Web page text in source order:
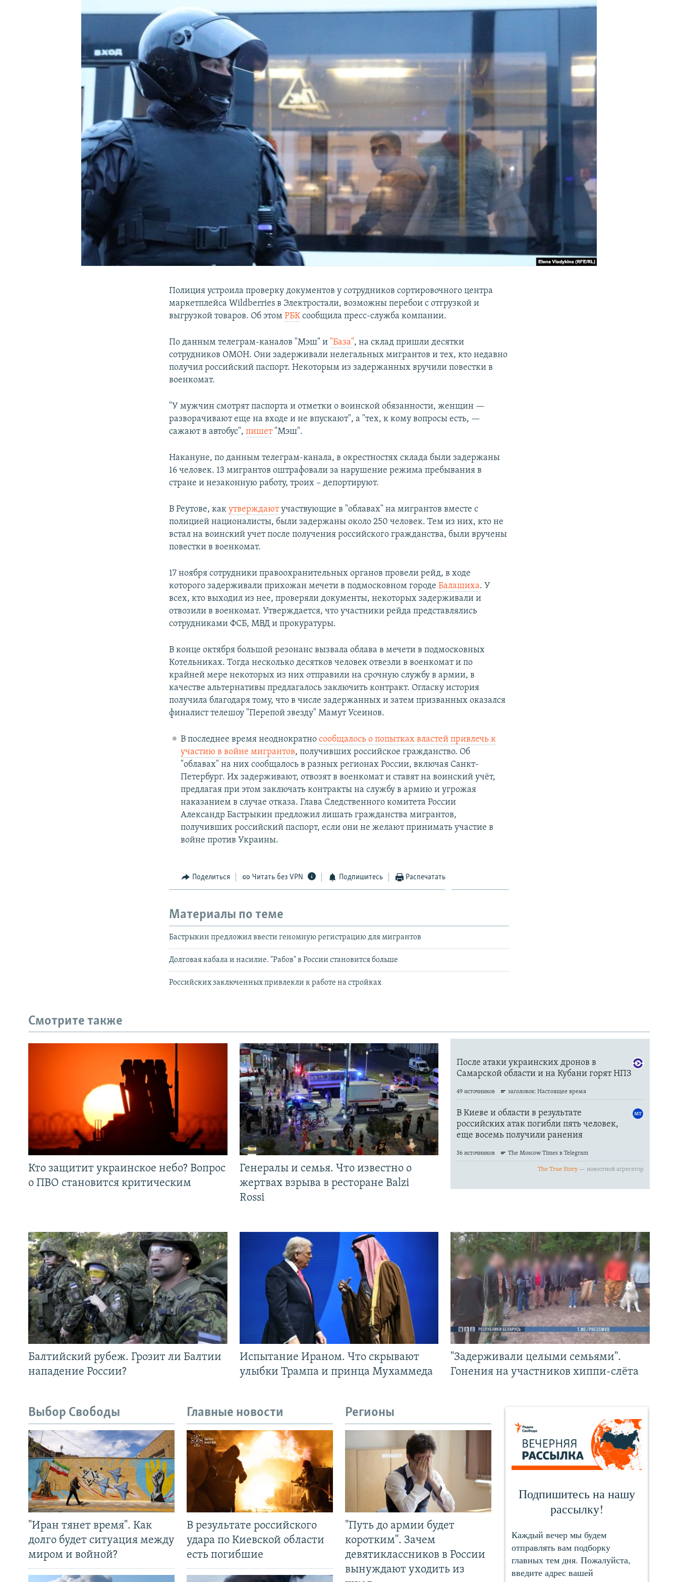
Полиция устроила проверку документов у сотрудников сортировочного центра
маркетплейса Wildberries в Электростали, возможны перебои с отгрузкой и
выгрузкой товаров. Об этомРБКсообщила пресс-служба компании.
По данным телеграм-каналов "Мэш" и "База", на склад пришли десятки
сотрудников ОМОН. Они задерживали нелегальных мигрантов и тех, кто недавно
получил российский паспорт. Некоторым из задержанных вручили повестки в
военкомат.
"У мужчин смотрят паспорта и отметки о воинской обязанности, женщин —
разворачивают еще на входе и не впускают", а "тех, к кому вопросы есть, —
сажают в автобус",пишет"Мэш".
Накануне, по данным телеграм-канала, в окрестностях склада были задержаны
16 человек. 13 мигрантов оштрафовали за нарушение режима пребывания в
стране и незаконную работу, троих – депортируют.
В Реутове, какутверждаютучаствующие в "облавах" на мигрантов вместе с
полицией националисты, были задержаны около 250 человек. Тем из них, кто не
встал на воинский учет после получения российского гражданства, были вручены
повестки в военкомат.
17 ноября сотрудники правоохранительных органов провели рейд, в ходе
которого задерживали прихожан мечети в подмосковном городеБалашиха. У
всех, кто выходил из нее, проверяли документы, некоторых задерживали и
отвозили в военкомат. Утверждается, что участники рейда представлялись
сотрудниками ФСБ, МВД и прокуратуры.
В конце октября большой резонанс вызвала облава в мечети в подмосковных
Котельниках. Тогда несколько десятков человек отвезли в военкомат и по
крайней мере некоторых из них отправили на срочную службу в армии, в
качестве альтернативы предлагалось заключить контракт. Огласку история
получила благодаря тому, что в числе задержанных и затем призванных оказался
финалист телешоу "Перепой звезду" Мамут Усеинов.
В последнее время неоднократно сообщалось о попытках властей привлечь к
участию в войне мигрантов, получивших российское гражданство. Об
"облавах" на них сообщалось в разных регионах России, включая Санкт-
Петербург. Их задерживают, отвозят в военкомат и ставят на воинский учёт,
предлагая при этом заключать контракты на службу в армию и угрожая
наказанием в случае отказа. Глава Следственного комитета России
Александр Бастрыкин предложил лишать гражданства мигрантов,
получивших российский паспорт, если они не желают принимать участие в
войне против Украины.
Поделиться Читать без VPN Подпишитесь Распечатать
Материалы по теме
Бастрыкин предложил ввести геномную регистрацию для мигрантов
Долговая кабала и насилие. "Рабов" в России становится больше
Российских заключенных привлекли к работе на стройках
Смотрите также
Кто защитит украинское небо? Вопрос
о ПВО становится критическим
Генералы и семья. Что известно о
жертвах взрыва в ресторане Balzi
Rossi
Балтийский рубеж. Грозит ли Балтии
нападение России?
Испытание Ираном. Что скрывают
улыбки Трампа и принца Мухаммеда
"Задерживали целыми семьями".
Гонения на участников хиппи-слёта
Выбор Свободы
"Иран тянет время". Как
долго будет ситуация между
миром и войной?
Главные новости
В результате российского
удара по Киевской области
есть погибшие
Регионы
"Путь до армии будет
коротким". Зачем
девятиклассников в России
вынуждают уходить из